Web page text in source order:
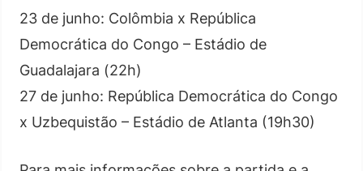
23 de junho: Colômbia x República
Democrática do Congo – Estádio de
Guadalajara (22h)
27 de junho: República Democrática do Congo
x Uzbequistão – Estádio de Atlanta (19h30)